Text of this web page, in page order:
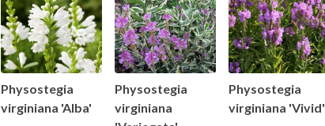
Physostegia
virginiana 'Alba'
Physostegia
virginiana
Physostegia
virginiana 'Vivid'